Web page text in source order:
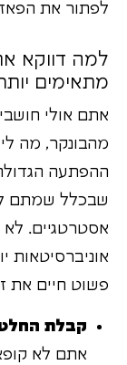
לפתור את
למה דווקא
מתאימים
אתם אולי
מהבונקר, מה לי
ההפתעה
שבכלל שמתם
אסטרטגיים.
אוניברסיטאות
פשוט חיים את
קבלת
אתם לא